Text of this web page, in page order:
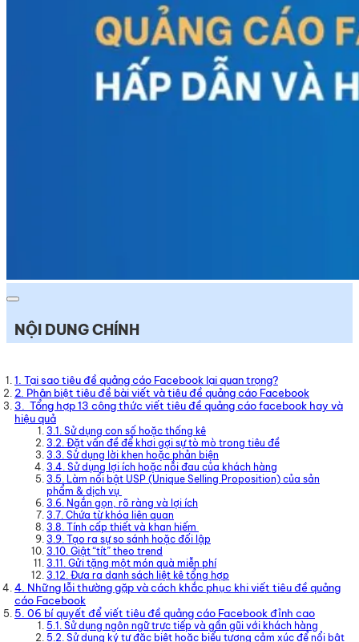
NỘI DUNG CHÍNH
1. Tại sao tiêu đề quảng cáo Facebook lại quan trọng?
2. Phân biệt tiêu đề bài viết và tiêu đề quảng cáo Facebook
3. Tổng hợp 13 công thức viết tiêu đề quảng cáo facebook hay và
hiệu quả
3.1. Sử dụng con số hoặc thống kê
3.2. Đặt vấn đề để khơi gợi sự tò mò trong tiêu đề
3.3. Sử dụng lời khen hoặc phản biện
3.4. Sử dụng lợi ích hoặc nỗi đau của khách hàng
3.5. Làm nổi bật USP (Unique Selling Proposition) của sản
phẩm & dịch vụ
3.6. Ngắn gọn, rõ ràng và lợi ích
3.7. Chứa từ khóa liên quan
3.8. Tính cấp thiết và khan hiếm
3.9. Tạo ra sự so sánh hoặc đối lập
3.10. Giật “tít” theo trend
3.11. Gửi tặng một món quà miễn phí
3.12. Đưa ra danh sách liệt kê tổng hợp
4. Những lỗi thường gặp và cách khắc phục khi viết tiêu đề quảng
cáo Facebook
5. 06 bí quyết để viết tiêu đề quảng cáo Facebook đỉnh cao
5.1. Sử dụng ngôn ngữ trực tiếp và gần gũi với khách hàng
5.2. Sử dụng ký tự đặc biệt hoặc biểu tượng cảm xúc để nổi bật